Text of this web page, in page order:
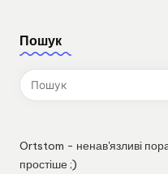
Пошук
Ortstom - ненав'язливі
простіше ;)